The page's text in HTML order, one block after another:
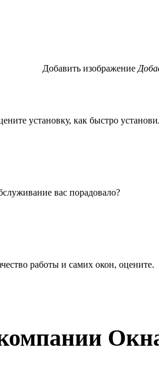
Добавить изображение
установку, как быстро
вас порадовало?
работы и самих окон, оцените.